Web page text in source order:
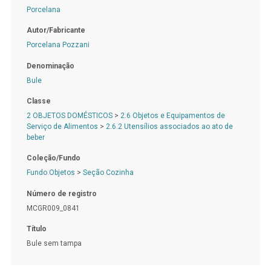
Porcelana
Autor/Fabricante
Porcelana Pozzani
Denominação
Bule
Classe
2 OBJETOS DOMÉSTICOS> 2.6 Objetos e Equipamentos de
Serviço de Alimentos > 2.6.2 Utensílios associados ao ato de
beber
Coleção/Fundo
Fundo Objetos > Seção Cozinha
Número de registro
MCGR009_0841
Título
Bule sem tampa